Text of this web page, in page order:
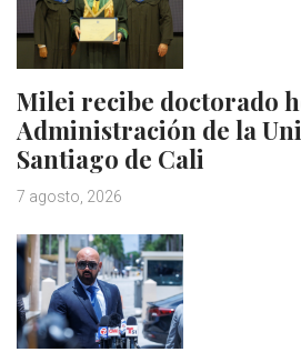
Milei recibe doctorado
Administración de la
Santiago de Cali
7 agosto, 2026